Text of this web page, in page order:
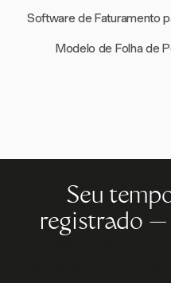
Software de Faturamento
Modelo de Folha de
Seu
registrado —